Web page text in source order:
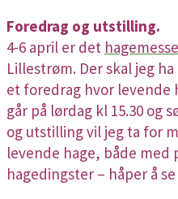
Foredrag og utstilling.
4-6 april er det hagemesse
Lillestrøm. Der skal jeg
et foredrag hvor levende
går på lørdag kl 15.30 og
og utstilling vil jeg ta for
levende hage, både med
hagedingster – håper å